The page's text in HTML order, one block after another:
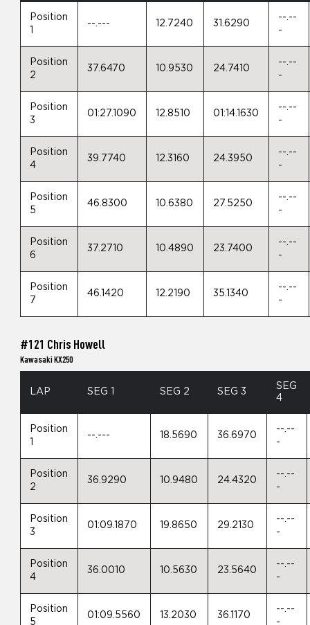
Position
1
--.--- 12.7240 31.6290
--.--
-
Position
2
37.6470 10.9530 24.7410
--.--
-
Position
3
01:27.1090 12.8510 01:14.1630
--.--
-
Position
4
39.7740 12.3160 24.3950
--.--
-
Position
5
46.8300 10.6380 27.5250
--.--
-
Position
6
37.2710 10.4890 23.7400
--.--
-
Position
7
46.1420 12.2190 35.1340
--.--
-
#121 Chris Howell
Kawasaki KX250
LAP SEG 1 SEG 2 SEG 3
SEG
4
Position
--.--- 18.5690 36.6970
--.--
-
Position
2
36.9290 10.9480 24.4320
--.--
-
Position
3
01:09.1870 19.8650 29.2130
--.--
-
Position
4
36.0010 10.5630 23.5640
--.--
-
Position
5
01:09.5560 13.2030 36.1170
--.--
-